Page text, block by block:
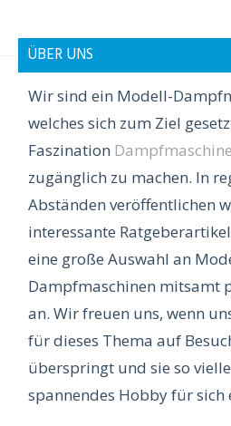
ÜBER UNS
Wir sind ein Modell-
welches sich zum Ziel
Faszination Dampfmaschine
zugänglich zu machen. In
Abständen veröffentlichen
interessante
eine große Auswahl an
Dampfmaschinen mitsamt
an. Wir freuen uns, wenn
für dieses Thema auf
überspringt und sie so
spannendes Hobby für sich